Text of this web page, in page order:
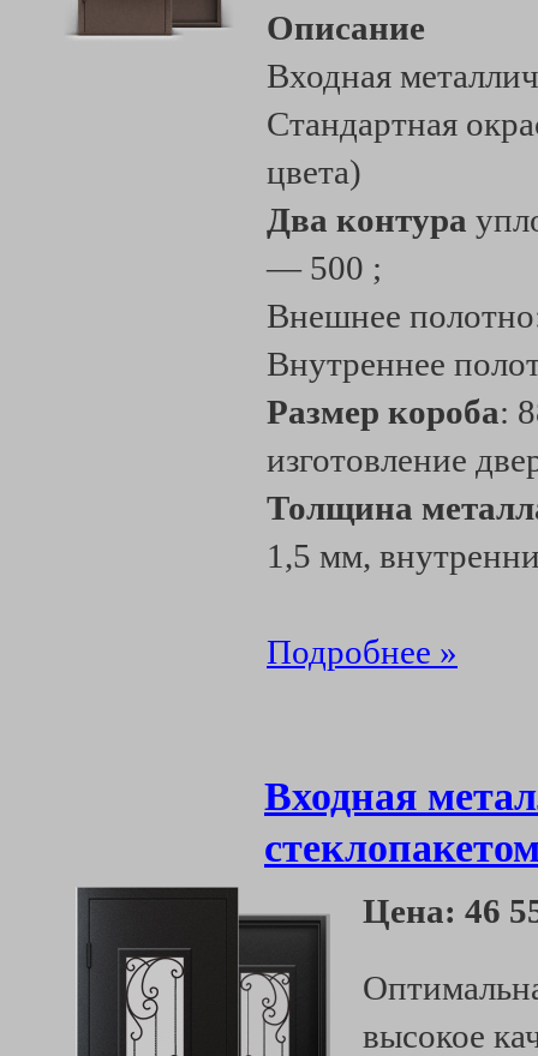
Описание
Входная
Стандартная
цвета)
Два контура
— 500 ;
Внешнее
Внутреннее
Размер короба:
изготовление
Толщина
1,5 мм,
Подробнее »
Входная
Цена: 46
высокое